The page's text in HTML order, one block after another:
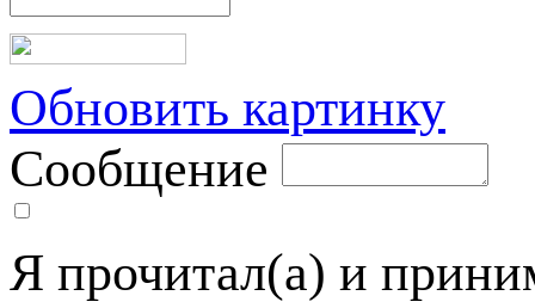
Обновить картинку
Сообщение
Я прочитал(а) и